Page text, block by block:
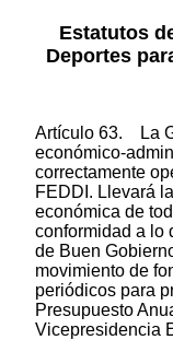
Estatutos
Deportes
Artículo 63. La
económico-
correctamente
FEDDI. Llevará
económica de
conformidad a lo
de Buen
movimiento de
periódicos para
Presupuesto
Vicepresidencia